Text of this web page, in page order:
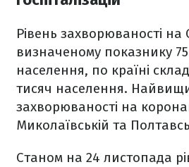
Рівень захворюваності на
визначеному показнику
населення, по країні
тисяч населення.
захворюваності на
Миколаївській та
Станом на 24 листопада